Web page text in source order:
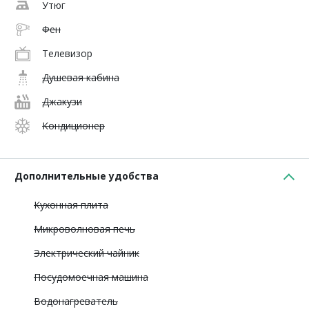
Утюг
Фен
Телевизор
Душевая кабина
Джакузи
Кондиционер
Дополнительные удобства
Кухонная плита
Микроволновая печь
Электрический чайник
Посудомоечная машина
Водонагреватель